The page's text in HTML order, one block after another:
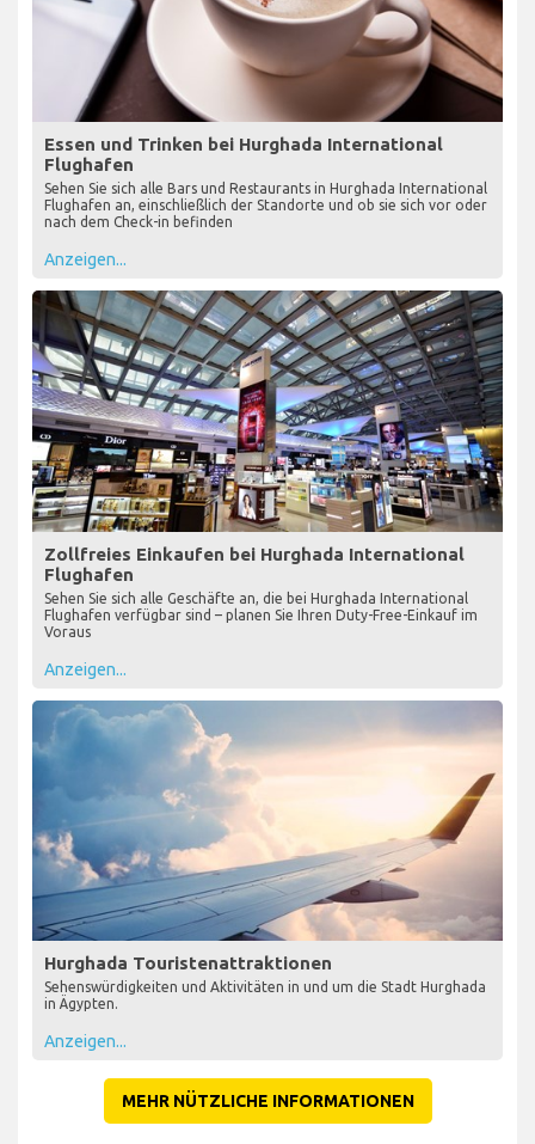
Essen und Trinken bei Hurghada International
Flughafen
Sehen Sie sich alle Bars und Restaurants in Hurghada International
Flughafen an, einschließlich der Standorte und ob sie sich vor oder
nach dem Check-in befinden
Anzeigen...
Zollfreies Einkaufen bei Hurghada International
Flughafen
Sehen Sie sich alle Geschäfte an, die bei Hurghada International
Flughafen verfügbar sind – planen Sie Ihren Duty-Free-Einkauf im
Voraus
Anzeigen...
Hurghada Touristenattraktionen
Sehenswürdigkeiten und Aktivitäten in und um die Stadt Hurghada
in Ägypten.
Anzeigen...
MEHR NÜTZLICHE INFORMATIONEN